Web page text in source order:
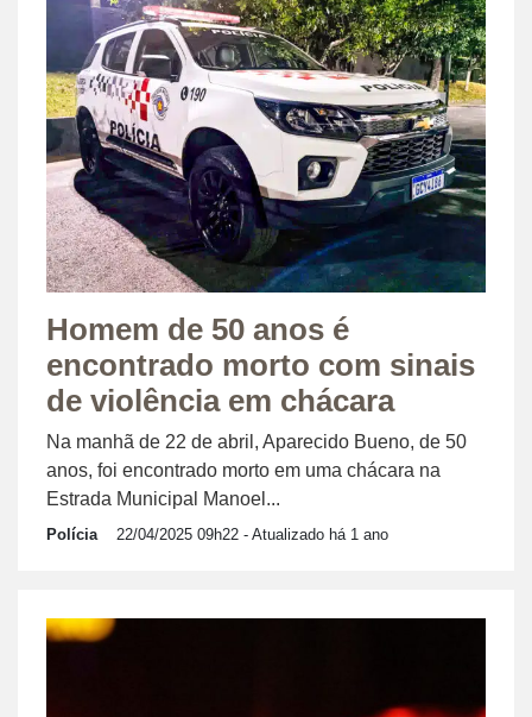
Homem de 50 anos é
encontrado morto com sinais
de violência em chácara
Na manhã de 22 de abril, Aparecido Bueno, de 50
anos, foi encontrado morto em uma chácara na
Estrada Municipal Manoel...
Polícia 22/04/2025 09h22 - Atualizado há 1 ano